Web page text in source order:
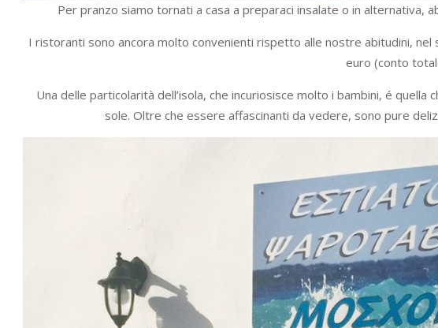
Per pranzo siamo tornati a casa a preparaci insalate o in alternativa,
I ristoranti sono ancora molto convenienti rispetto alle nostre abitudini, nel
euro (conto
Una delle particolarità dell’isola, che incuriosisce molto i bambini, é
sole. Oltre che essere affascinanti da vedere, sono pure